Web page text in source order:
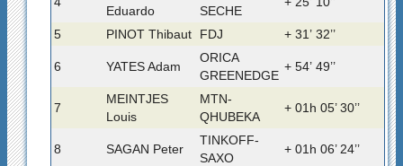
Eduardo
SECHE
5 PINOT Thibaut FDJ + 31’ 32’’
6 YATES Adam
ORICA
GREENEDGE
+ 54’ 49’’
7
MEINTJES
Louis
MTN-
QHUBEKA
+ 01h 05’ 30’’
8 SAGAN Peter
TINKOFF-
SAXO
+ 01h 06’ 24’’